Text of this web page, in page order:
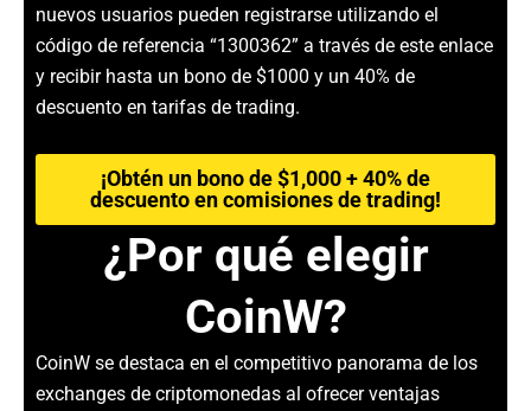
nuevos usuarios pueden registrarse utilizando el
código de referencia “1300362” a través de este enlace
y recibir hasta un bono de $1000 y un 40% de
descuento en tarifas de trading.
¡Obtén un bono de $1,000 + 40% de
descuento en comisiones de trading!
¿Por qué elegir
CoinW?
CoinW se destaca en el competitivo panorama de los
exchanges de criptomonedas al ofrecer ventajas